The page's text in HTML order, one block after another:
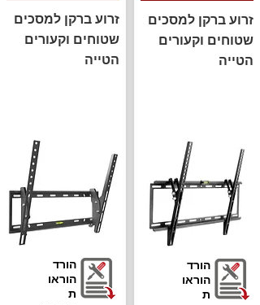
זרוע ברקן למסכים
שטוחים וקעורים
הטייה
הורד
הוראו
ת
זרוע ברקן למסכים
שטוחים וקעורים
הטייה
הורד
הוראו
ת